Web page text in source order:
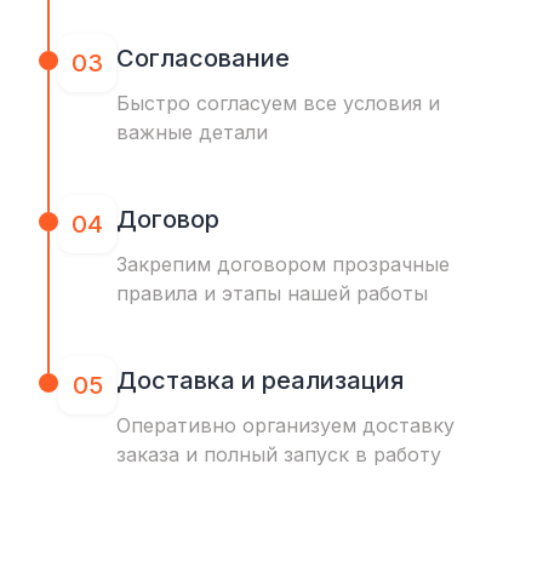
03 Согласование
Быстро согласуем все условия и
важные детали
04 Договор
Закрепим договором прозрачные
правила и этапы нашей работы
05 Доставка и реализация
Оперативно организуем доставку
заказа и полный запуск в работу